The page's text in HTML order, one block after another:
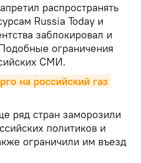
распространять
Russia Today и
заблокировал и
ограничения
СМИ.
на российский газ
ряд стран заморозили
политиков и
ограничили им въезд